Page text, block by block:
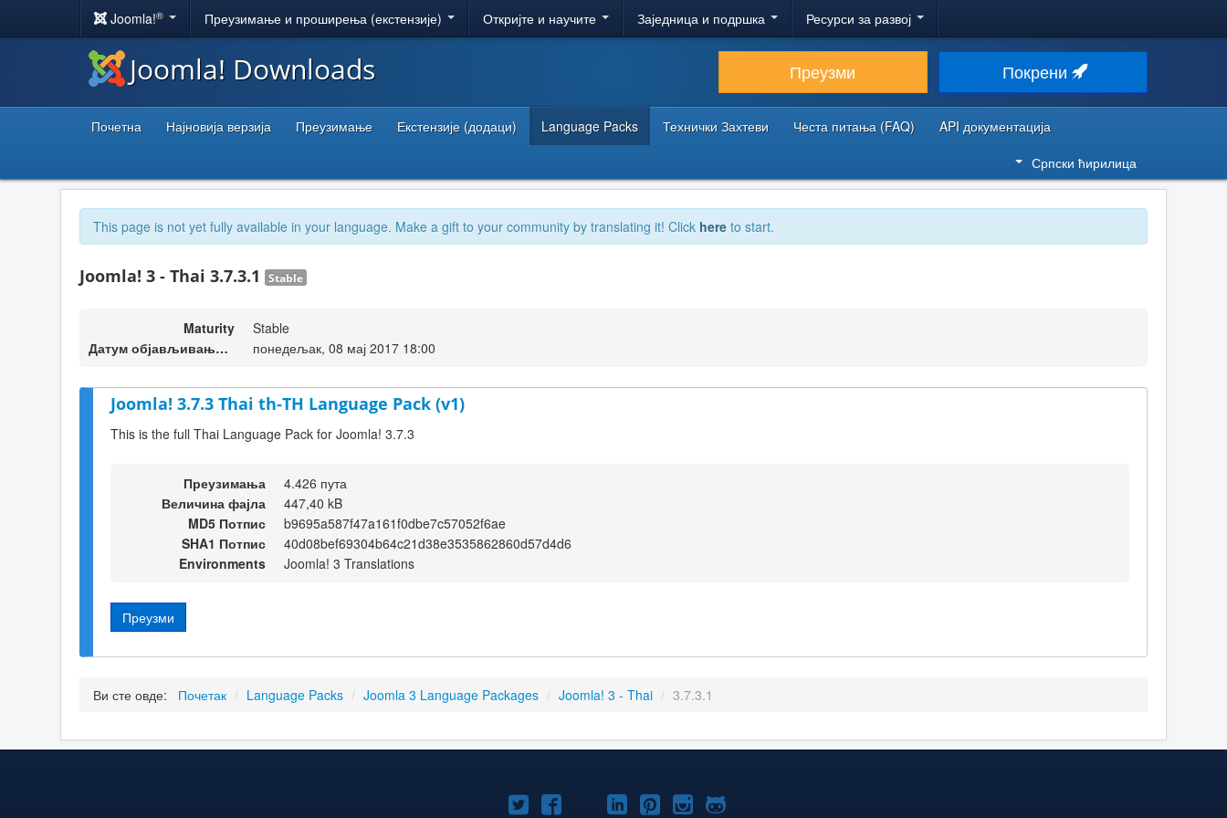
Joomla!® Преузимање и проширења (екстензије) Откријте и научите Заједница и подршка Ресурси за развој
Joomla! Downloads Преузми Покрени
Почетна Најновија верзија Преузимање Екстензије (додаци) Language Packs Технички Захтеви Честа питања (FAQ)
API документација
Српски ћирилица
This page is not yet fully available in your language. Make a gift to your community by translating it! Click here to start.
Joomla! 3 - Thai 3.7.3.1 Stable
Maturity
Stable
Датум објављивања верзије
понедељак, 08 мај 2017 18:00
Joomla! 3.7.3 Thai th-TH Language Pack (v1)
This is the full Thai Language Pack for Joomla! 3.7.3
Преузимања
4.426 пута
Величина фајла
447,40 kB
MD5 Потпис
b9695a587f47a161f0dbe7c57052f6ae
SHA1 Потпис
40d08bef69304b64c21d38e3535862860d57d4d6
Environments
Joomla! 3 Translations
Преузми
Ви сте овде: Почетак / Language Packs / Joomla 3 Language Packages / Joomla! 3 - Thai / 3.7.3.1
Joomla!Joomla!Joomla!
Joomla!Joomla!
Joomla!Joomla!